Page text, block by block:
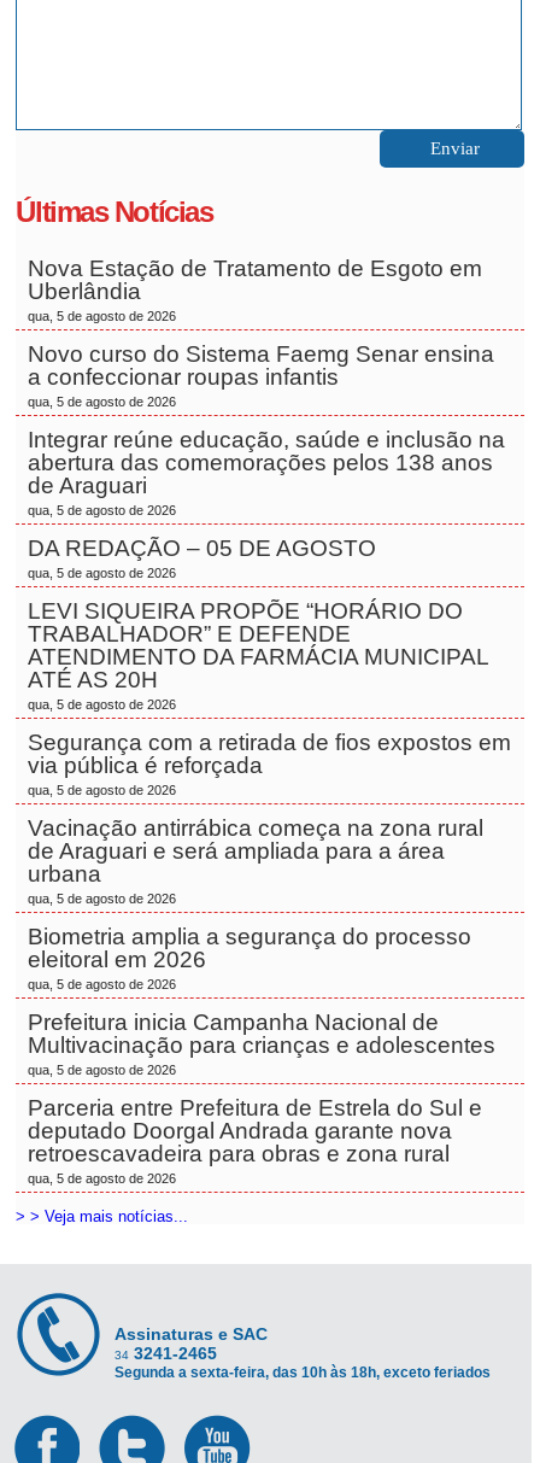
Últimas Notícias
Nova Estação de Tratamento de Esgoto em
Uberlândia
qua, 5 de agosto de 2026
Novo curso do Sistema Faemg Senar ensina
a confeccionar roupas infantis
qua, 5 de agosto de 2026
Integrar reúne educação, saúde e inclusão na
abertura das comemorações pelos 138 anos
de Araguari
qua, 5 de agosto de 2026
DA REDAÇÃO – 05 DE AGOSTO
qua, 5 de agosto de 2026
LEVI SIQUEIRA PROPÕE “HORÁRIO DO
TRABALHADOR” E DEFENDE
ATENDIMENTO DA FARMÁCIA MUNICIPAL
ATÉ AS 20H
qua, 5 de agosto de 2026
Segurança com a retirada de fios expostos em
via pública é reforçada
qua, 5 de agosto de 2026
Vacinação antirrábica começa na zona rural
de Araguari e será ampliada para a área
urbana
qua, 5 de agosto de 2026
Biometria amplia a segurança do processo
eleitoral em 2026
qua, 5 de agosto de 2026
Prefeitura inicia Campanha Nacional de
Multivacinação para crianças e adolescentes
qua, 5 de agosto de 2026
Parceria entre Prefeitura de Estrela do Sul e
deputado Doorgal Andrada garante nova
retroescavadeira para obras e zona rural
qua, 5 de agosto de 2026
> > Veja mais notícias...
Assinaturas e SAC
34 3241-2465
Segunda a sexta-feira, das 10h às 18h, exceto feriados